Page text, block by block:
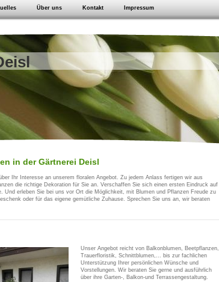
Über uns Kontakt Impressum
in der Gärtnerei Deisl
Ihr Interesse an unserem floralen Angebot. Zu jedem Anlass fertigen wir aus
die richtige Dekoration für Sie an. Verschaffen Sie sich einen ersten Eindruck auf
Und erleben Sie bei uns vor Ort die Möglichkeit, mit Blumen und Pflanzen Freude zu
oder für das eigene gemütliche Zuhause. Sprechen Sie uns an, wir beraten
Unser Angebot reicht von Balkonblumen, Beetpflanzen,
Trauerfloristik, Schnittblumen,... bis zur fachlichen
Unterstützung Ihrer persönlichen Wünsche und
Vorstellungen. Wir beraten Sie gerne und ausführlich
über ihre Garten-, Balkon-und Terrassengestaltung.